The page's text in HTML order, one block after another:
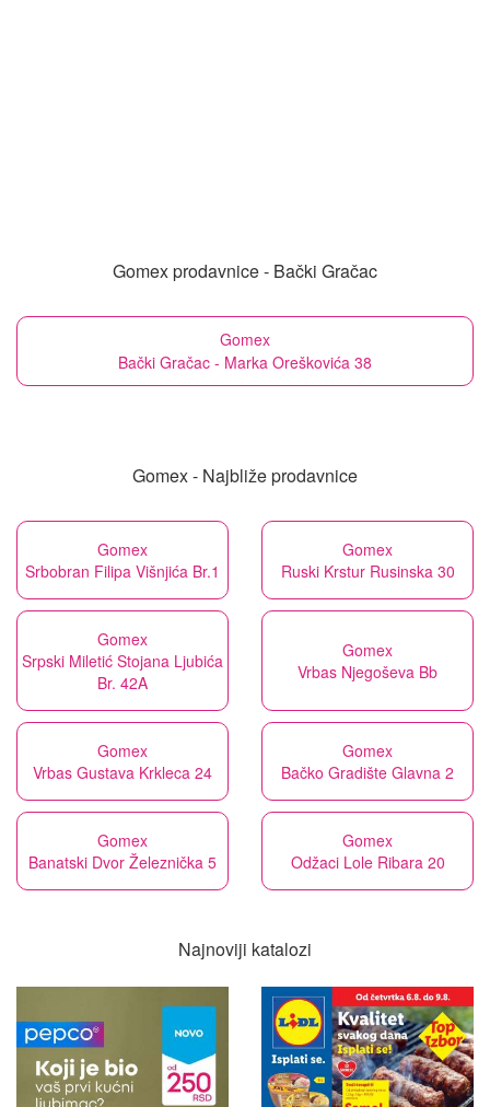
Gomex prodavnice - Bački Gračac
Gomex
Bački Gračac - Marka Oreškovića 38
Gomex - Najbliže prodavnice
Gomex
Srbobran Filipa Višnjića Br.1
Gomex
Ruski Krstur Rusinska 30
Gomex
Srpski Miletić Stojana Ljubića
Br. 42A
Gomex
Vrbas Njegoševa Bb
Gomex
Vrbas Gustava Krkleca 24
Gomex
Bačko Gradište Glavna 2
Gomex
Banatski Dvor Železnička 5
Gomex
Odžaci Lole Ribara 20
Najnoviji katalozi